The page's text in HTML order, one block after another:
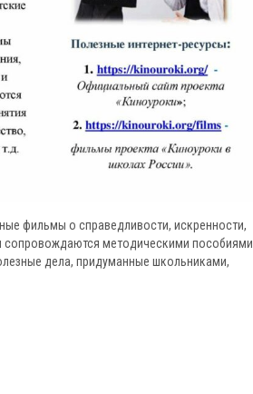
фильмы о справедливости, искренности,
сопровождаются методическими пособиями
дела, придуманные школьниками,